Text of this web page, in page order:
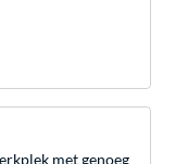
met genoeg